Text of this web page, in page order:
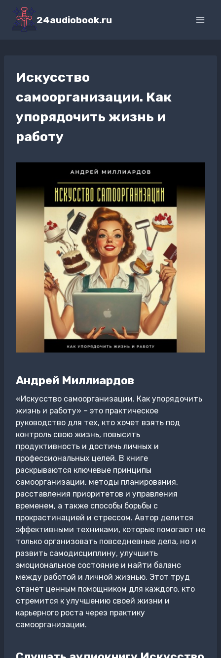
Перейти
содержимому
24audiobook.ru
Искусство
самоорганизации. Как
упорядочить жизнь и
работу
Андрей Миллиардов
«Искусство самоорганизации. Как упорядочить
жизнь и работу» – это практическое
руководство для тех, кто хочет взять под
контроль свою жизнь, повысить
продуктивность и достичь личных и
профессиональных целей. В книге
раскрываются ключевые принципы
самоорганизации, методы планирования,
расставления приоритетов и управления
временем, а также способы борьбы с
прокрастинацией и стрессом. Автор делится
эффективными техниками, которые помогают не
только организовать повседневные дела, но и
развить самодисциплину, улучшить
эмоциональное состояние и найти баланс
между работой и личной жизнью. Этот труд
станет ценным помощником для каждого, кто
стремится к улучшению своей жизни и
карьерного роста через практику
самоорганизации.